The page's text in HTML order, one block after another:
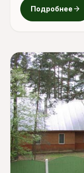
Подробнее arrow_forward